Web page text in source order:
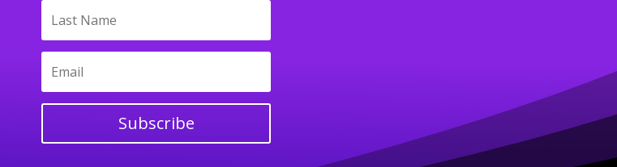
Subscribe